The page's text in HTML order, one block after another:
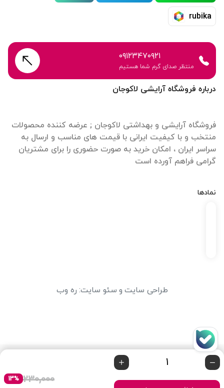
230,000
13%
درباره فروشگاه آرایشی لاکوجان
فروشگاه آرایشی و بهداشتی لاکوجان ; عرضه کننده محصولات
منتخب و با کیفیت ایرانی با قیمت های مناسب و ارسال به
سراسر ایران ، امکان خرید به صورت حضوری را برای مشتریان
گرامی فراهم آورده است
نمادها
rubika
۰۹۱۲۳۴۷۰۹۲۱
منتظر صدای گرم شما هستیم
طراحی سایت و سئو سایت: ره وب